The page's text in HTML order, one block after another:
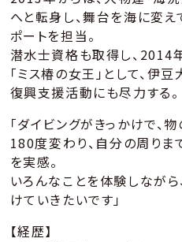
へと転身し、舞台を海に変
ポートを担当。
潜水士資格も取得し、
「ミス椿の女王」として、伊
復興支援活動にも尽力する。
「ダイビングがきっかけで、
180度変わり、自分の周りま
を実感。
いろんなことを体験しながら
けていきたいです」
【経歴】